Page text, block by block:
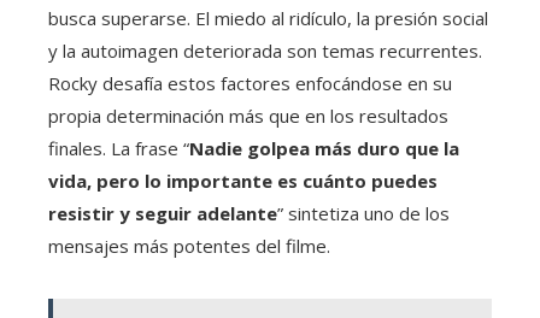
busca superarse. El miedo al ridículo, la presión social
y la autoimagen deteriorada son temas recurrentes.
Rocky desafía estos factores enfocándose en su
propia determinación más que en los resultados
finales. La frase “Nadie golpea más duro que la
vida, pero lo importante es cuánto puedes
resistir y seguir adelante” sintetiza uno de los
mensajes más potentes del filme.